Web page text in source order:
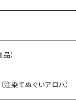
）
染てぬぐいアロハ）